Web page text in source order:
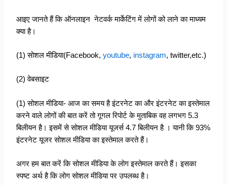
आइए जानते हैं कि ऑनलाइन नेटवर्क मार्केटिंग में लोगों को लाने का माध्यम
क्या है।
(1) सोशल मीडिया(Facebook,youtube, instagram, twitter,etc.)
(2) वेबसाइट
(1) सोशल मीडिया- आज का समय है इंटरनेट का और इंटरनेट का इस्तेमाल
करने वाले लोगों की बात करें तो गूगल रिपोर्ट के मुताबिक वह लगभग 5.3
बिलीयन है। इसमें से सोशल मीडिया यूजर्स 4.7 बिलीयन है । यानी कि 93%
इंटरनेट यूजर सोशल मीडिया का इस्तेमाल करते हैं।
अगर हम बात करें कि सोशल मीडिया के लोग इस्तेमाल करते हैं। इसका
स्पष्ट अर्थ है कि लोग सोशल मीडिया पर उपलब्ध है।